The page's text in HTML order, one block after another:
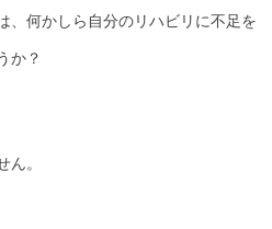
、何かしら自分のリハビリに不足を
か？
。